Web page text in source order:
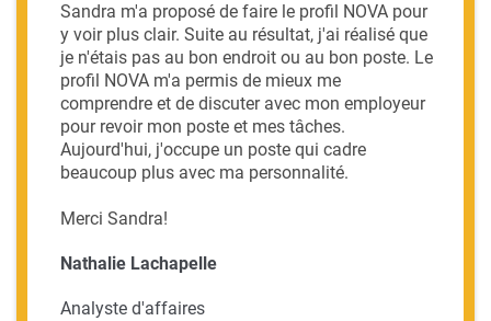
Sandra m'a proposé de faire le profil NOVA pour
y voir plus clair. Suite au résultat, j'ai réalisé que
je n'étais pas au bon endroit ou au bon poste. Le
profil NOVA m'a permis de mieux me
comprendre et de discuter avec mon employeur
pour revoir mon poste et mes tâches.
Aujourd'hui, j'occupe un poste qui cadre
beaucoup plus avec ma personnalité.
Merci Sandra!
Nathalie Lachapelle
Analyste d'affaires